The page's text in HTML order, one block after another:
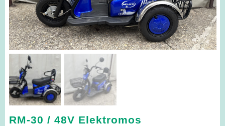
RM-30 / 48V Elektromos